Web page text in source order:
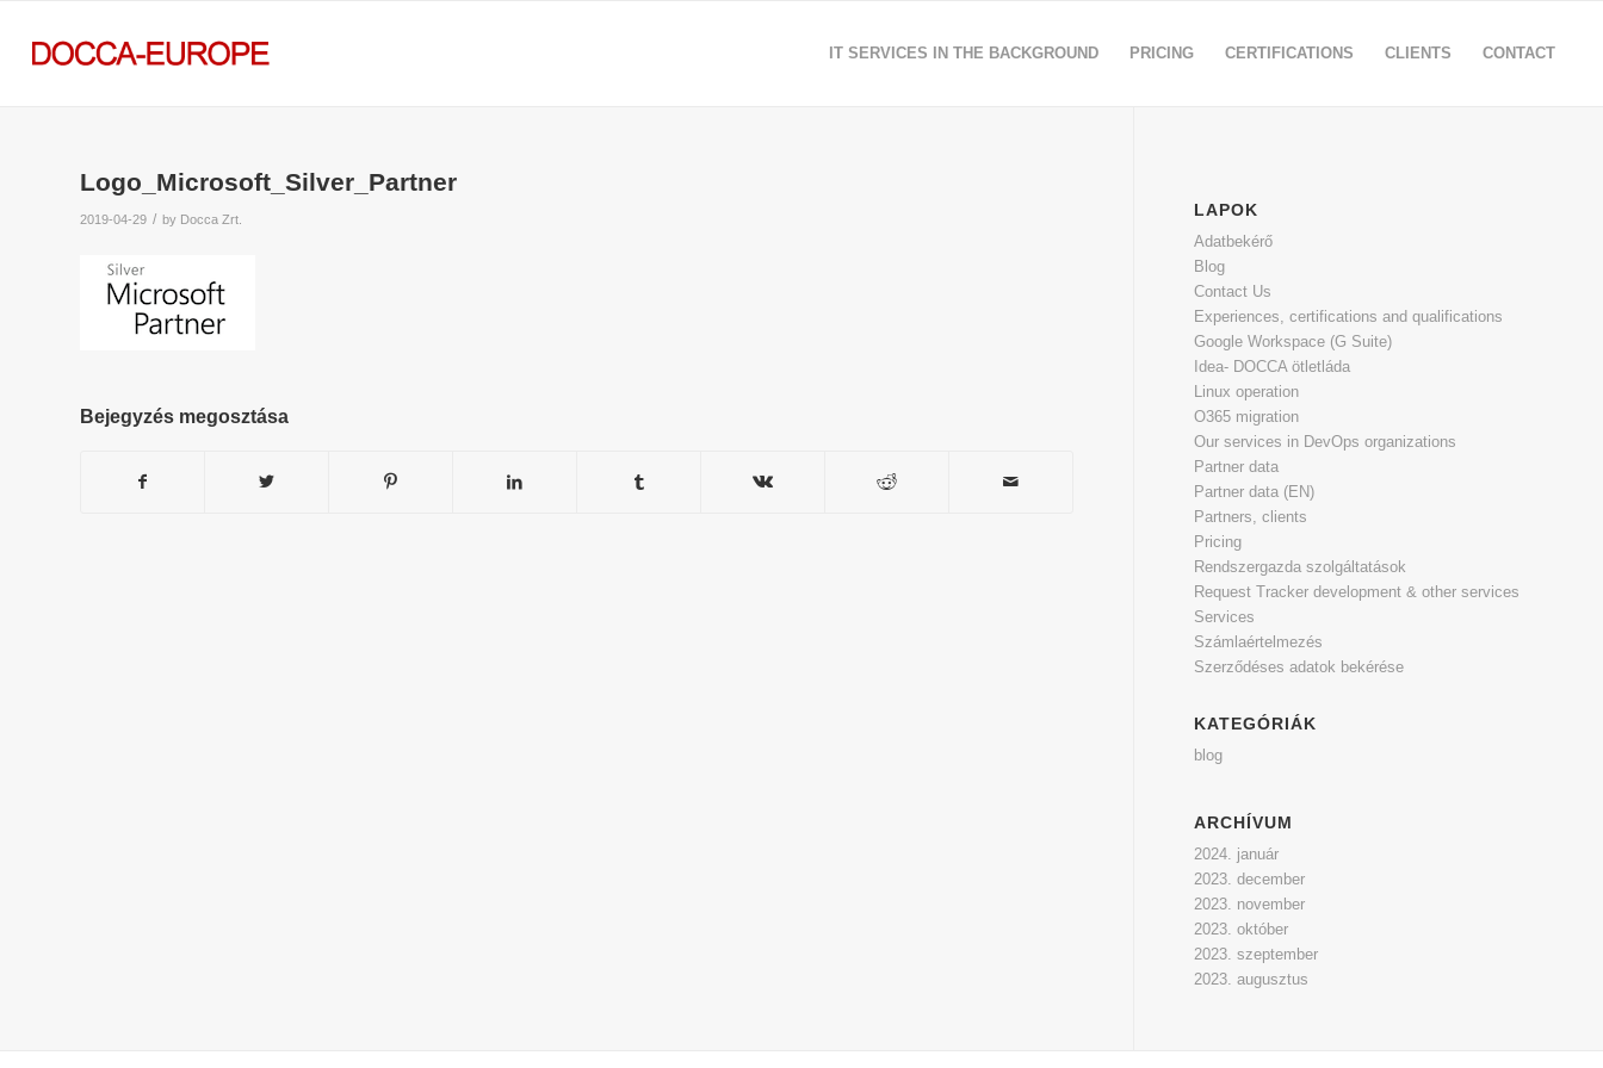
IT SERVICES IN THE BACKGROUND PRICING CERTIFICATIONS CLIENTS CONTACT
Logo_Microsoft_Silver_Partner
2019-04-29 / by Docca Zrt.
Bejegyzés megosztása
LAPOK
Adatbekérő
Blog
Contact Us
Experiences, certifications and qualifications
Google Workspace (G Suite)
Idea- DOCCA ötletláda
Linux operation
O365 migration
Our services in DevOps organizations
Partner data
Partner data (EN)
Partners, clients
Pricing
Rendszergazda szolgáltatások
Request Tracker development & other services
Services
Számlaértelmezés
Szerződéses adatok bekérése
KATEGÓRIÁK
blog
ARCHÍVUM
2024. január
2023. december
2023. november
2023. október
2023. szeptember
2023. augusztus